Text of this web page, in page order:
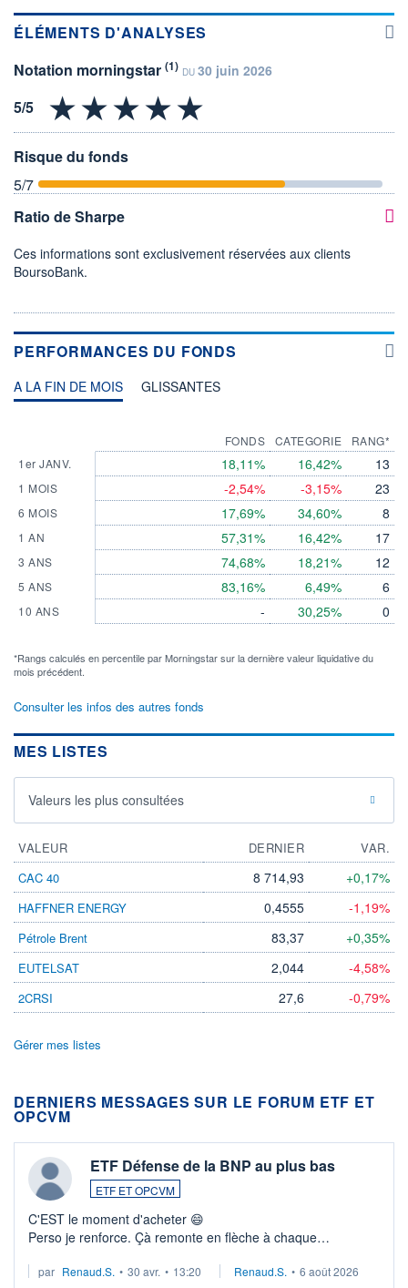
ÉLÉMENTS D'ANALYSES
Notation morningstar (1) DU 30 juin 2026
Risque du fonds
5/7
Ratio de Sharpe
Ces informations sont exclusivement réservées aux clients
BoursoBank.
PERFORMANCES DU FONDS
A LA FIN DE MOIS GLISSANTES
1er JANV.
1 MOIS
6 MOIS
1 AN
3 ANS
5 ANS
10 ANS
FONDS
18,11%
-2,54%
17,69%
57,31%
74,68%
83,16%
-
CATEGORIE
16,42%
-3,15%
34,60%
16,42%
18,21%
6,49%
30,25%
RANG*
13
23
8
17
12
6
0
*Rangs calculés en percentile par Morningstar sur la dernière valeur liquidative du
mois précédent.
Consulter les infos des autres fonds
MES LISTES
Valeurs les plus consultées
VALEUR DERNIER
VAR.
CAC 40
8 714,93 +0,17%
HAFFNER ENERGY 0,4555 -1,19%
Pétrole Brent 83,37 +0,35%
EUTELSAT 2,044 -4,58%
2CRSI 27,6 -0,79%
Gérer mes listes
DERNIERS MESSAGES SUR LE FORUM ETF ET
OPCVM
ETF Défense de la BNP au plus bas
ETF ET OPCVM
C'EST le moment d'acheter 😄​
Perso je renforce. Çà remonte en flèche à chaque
Investissement long terme tip top pour sa retraite.
par Renaud.S. • 30 avr. • 13:20 Renaud.S. • 6 août 2026